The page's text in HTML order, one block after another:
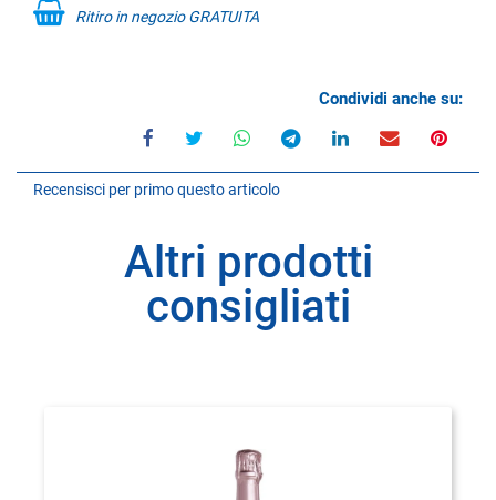
Ritiro in negozio GRATUITA
Condividi anche su:
Recensisci per primo questo articolo
Altri prodotti
consigliati